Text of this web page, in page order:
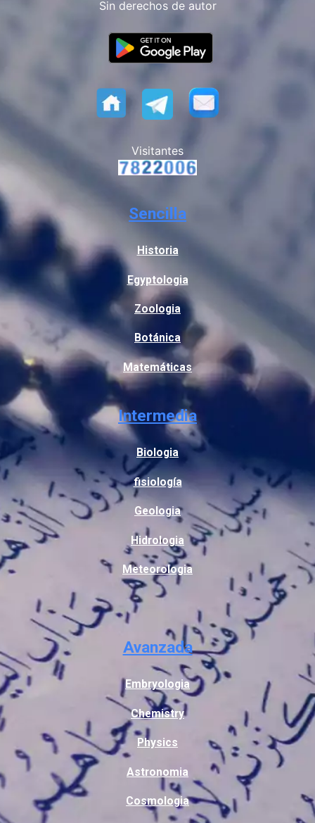
Sin derechos de autor
Visitantes
Sencilla
Historia
Egyptologia
Zoologia
Botánica
Matemáticas
Intermedia
Biologia
fisiología
Geologia
Hidrologia
Meteorologia
Avanzada
Embryologia
Chemistry
Physics
Astronomia
Cosmologia